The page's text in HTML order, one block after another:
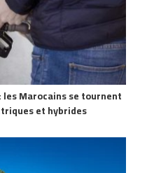
Marocains se tournent
et hybrides